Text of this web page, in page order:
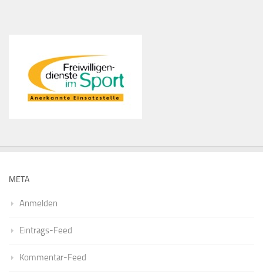
META
Anmelden
Eintrags-Feed
Kommentar-Feed